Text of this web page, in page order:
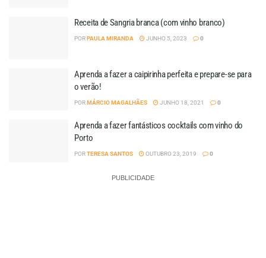
Receita de Sangria branca (com vinho branco)
PORPAULA MIRANDA JUNHO 5, 2023 0
Aprenda a fazer a caipirinha perfeita e prepare-se para
o verão!
PORMÁRCIO MAGALHÃES JUNHO 18, 2021 0
Aprenda a fazer fantásticos cocktails com vinho do
Porto
PORTERESA SANTOS OUTUBRO 23, 2019 0
PUBLICIDADE